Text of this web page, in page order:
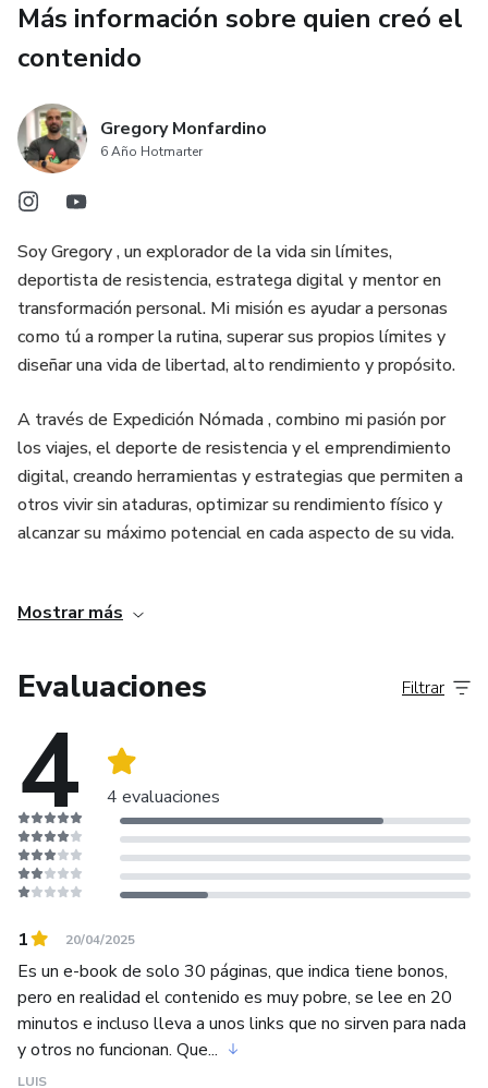
✨ Si estás listo para transformar tu vida, esta guía es tu
mapa.
🔗 Descárgala ahora y empieza tu revolución personal.
Más información sobre quien creó el
contenido
Gregory Monfardino
6 Año Hotmarter
Soy Gregory , un explorador de la vida sin límites,
deportista de resistencia, estratega digital y mentor en
transformación personal. Mi misión es ayudar a personas
como tú a romper la rutina, superar sus propios límites y
diseñar una vida de libertad, alto rendimiento y propósito.
A través de Expedición Nómada , combino mi pasión por
los viajes, el deporte de resistencia y el emprendimiento
digital, creando herramientas y estrategias que permiten a
otros vivir sin ataduras, optimizar su rendimiento físico y
alcanzar su máximo potencial en cada aspecto de su vida.
reinventarnos. Ya sea conquistando una cumbre, recorriendo
profesional, la clave está en la mentalidad, la estrategia y
la acción.
🌍 Si alguna vez tienes sentido que hay un desafío más
grande esperándote, pero no sabes cómo dar el primer
paso, aquí encontrarás el conocimiento y la motivación para
construir el camino.
Vivir sin límites es posible. Y si estás listo para desafiar tus
Mostrar más
Evaluaciones
4 4 evaluaciones
Filtrar
1 20/04/2025
Es un e-book de solo 30 páginas, que indica tiene bonos,
pero en realidad el contenido es muy pobre, se lee en 20
minutos e incluso lleva a unos links que no sirven para nada
y otros no funcionan. Que...
LUIS